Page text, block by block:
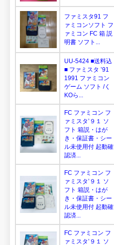
ファミスタ91 フ
ァミコンソフト フ
ァミコン FC 箱 説
明書 ソフト...
UU-5424 ■送料込
■ ファミスタ ’91
1991 ファミコン
ゲーム ソフト /く
KOら...
FC ファミコン フ
ァミスタ’９１ ソ
フト 箱説・はが
き・保証書・シー
ル未使用付 起動確
認済...
FC ファミコン フ
ァミスタ’９１ ソ
フト 箱説・はが
き・保証書・シー
ル未使用付 起動確
認済...
FC ファミコン フ
ァミスタ’９１ ソ